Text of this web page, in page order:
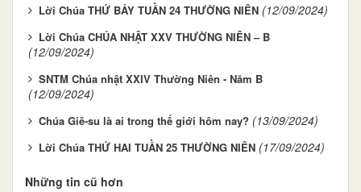
Lời Chúa THỨ BẢY TUẦN 24 THƯỜNG NIÊN (12/09/2024)
Lời Chúa CHÚA NHẬT XXV THƯỜNG NIÊN – B
(12/09/2024)
SNTM Chúa nhật XXIV Thường Niên - Năm B
(12/09/2024)
Chúa Giê-su là ai trong thế giới hôm nay? (13/09/2024)
Lời Chúa THỨ HAI TUẦN 25 THƯỜNG NIÊN (17/09/2024)
Những tin cũ hơn